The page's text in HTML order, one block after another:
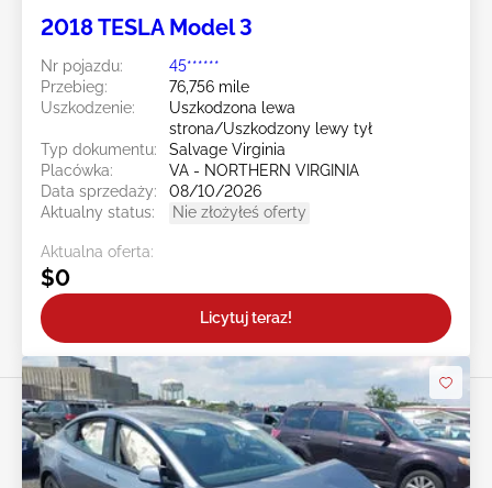
2018 TESLA Model 3
Nr pojazdu:
45******
Przebieg:
76,756 mile
Uszkodzenie:
Uszkodzona lewa
strona/Uszkodzony lewy tył
Typ dokumentu:
Salvage Virginia
Placówka:
VA - NORTHERN VIRGINIA
Data sprzedaży:
08/10/2026
Aktualny status:
Nie złożyłeś oferty
Aktualna oferta:
$0
Licytuj teraz!